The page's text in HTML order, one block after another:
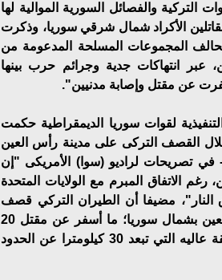
التركية والفصائل السورية الموالية لها
الأكراد شمال شرقي سوريا، وذكرت
المجموعات المسلحة المدعومة من
عبر انتهاكات جدية وجرائم حرب بينها
عن مقتل وإصابة مدنيين".
لقوات سوريا الديمقراطية حكمت
بمقتل نحو 20 شخصا خلال القصف التركى على مدينة رأس العين
- في تصريحات لراديو (سوا) الأمريكى "إن
رغم الاتفاق المبرم مع الولايات المتحدة
مضيفا أن الطيران التركي قصف
العديد من المناطق المدنية بمدينة رأس العين بشمال سوريا؛ ما أسفر عن مقتل 20
شخصا على الأقل إضافة إلى تعرض منطقة عاليه التي تبعد 30 كيلومترا عن الحدود